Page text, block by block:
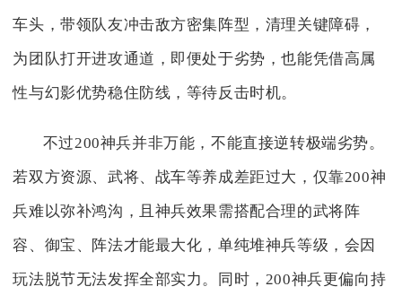
车头，带领队友冲击敌方密集阵型，清理关键障碍，
为团队打开进攻通道，即便处于劣势，也能凭借高属
性与幻影优势稳住防线，等待反击时机。
不过200神兵并非万能，不能直接逆转极端劣势。
若双方资源、武将、战车等养成差距过大，仅靠200神
兵难以弥补鸿沟，且神兵效果需搭配合理的武将阵
容、御宝、阵法才能最大化，单纯堆神兵等级，会因
玩法脱节无法发挥全部实力。同时，200神兵更偏向持